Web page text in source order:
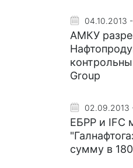
04.10.2013
АМКУ
Group
02.09.2013
ЕБРР и IFC
сумму в